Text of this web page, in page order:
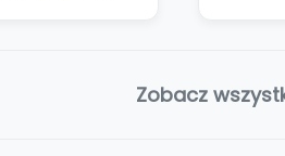
Zobacz